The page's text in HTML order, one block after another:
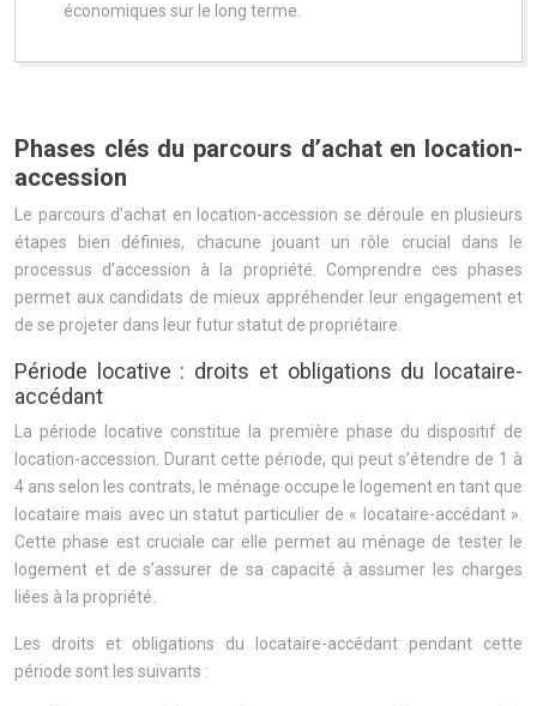
économiques sur le long terme.
Phases clés du parcours d’achat en location-
accession
Le parcours d’achat en location-accession se déroule en plusieurs
étapes bien définies, chacune jouant un rôle crucial dans le
processus d’accession à la propriété. Comprendre ces phases
permet aux candidats de mieux appréhender leur engagement et
de se projeter dans leur futur statut de propriétaire.
Période locative : droits et obligations du locataire-
accédant
La période locative constitue la première phase du dispositif de
location-accession. Durant cette période, qui peut s’étendre de 1 à
4 ans selon les contrats, le ménage occupe le logement en tant que
locataire mais avec un statut particulier de « locataire-accédant ».
Cette phase est cruciale car elle permet au ménage de tester le
logement et de s’assurer de sa capacité à assumer les charges
liées à la propriété.
Les droits et obligations du locataire-accédant pendant cette
période sont les suivants :